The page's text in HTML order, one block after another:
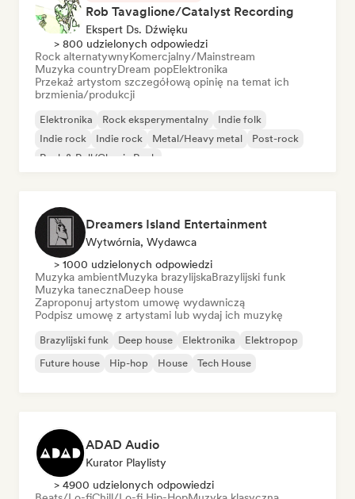
Rob Tavaglione/Catalyst Recording
Ekspert Ds. Dźwięku
> 800 udzielonych odpowiedzi
Rock alternatywnyKomercjalny/Mainstream
Muzyka countryDream popElektronika
Przekaż artystom szczegółową opinię na temat ich
brzmienia/produkcji
Elektronika Rock eksperymentalny
Indie folk
Indie rock
Indie rock Metal/Heavy metal
Post-rock
Rock & Roll/Classic Rock
Dreamers Island Entertainment
Wytwórnia, Wydawca
> 1000 udzielonych odpowiedzi
Muzyka ambientMuzyka brazylijskaBrazylijski funk
Muzyka tanecznaDeep house
Zaproponuj artystom umowę wydawniczą
Podpisz umowę z artystami lub wydaj ich muzykę
Brazylijski funk Deep house Elektronika
Elektropop
Future house
Hip-hop House Tech House
ADAD Audio
Kurator Playlisty
> 4900 udzielonych odpowiedzi